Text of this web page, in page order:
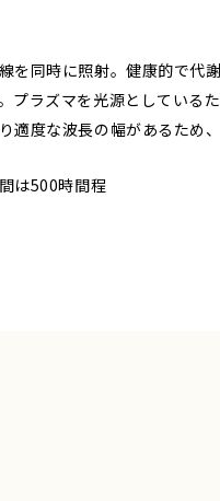
を同時に照射。健康的で代
プラズマを光源としている
適度な波長の幅があるため
は500時間程